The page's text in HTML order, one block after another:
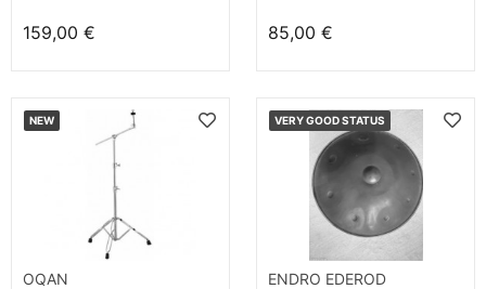
159,00 € 85,00 €
NEW
OQAN
VERY GOOD STATUS
ENDRO EDEROD